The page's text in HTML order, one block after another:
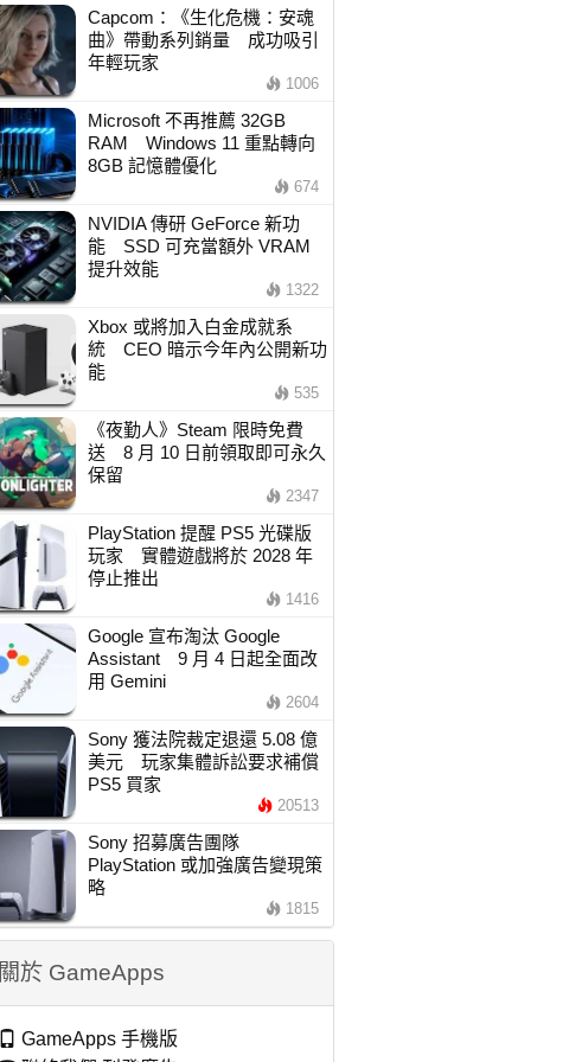
Capcom：《生化危機：安魂
曲》帶動系列銷量 成功吸引
年輕玩家
1006
Microsoft 不再推薦 32GB
RAM Windows 11 重點轉向
8GB 記憶體優化
674
NVIDIA 傳研 GeForce 新功
能 SSD 可充當額外 VRAM
提升效能
1322
Xbox 或將加入白金成就系
統 CEO 暗示今年內公開新功
能
535
《夜勤人》Steam 限時免費
送 8 月 10 日前領取即可永久
保留
2347
PlayStation 提醒 PS5 光碟版
玩家 實體遊戲將於 2028 年
停止推出
1416
Google 宣布淘汰 Google
Assistant 9 月 4 日起全面改
用 Gemini
2604
Sony 獲法院裁定退還 5.08 億
美元 玩家集體訴訟要求補償
PS5 買家
20513
Sony 招募廣告團隊
PlayStation 或加強廣告變現策
略
1815
關於 GameApps
GameApps 手機版